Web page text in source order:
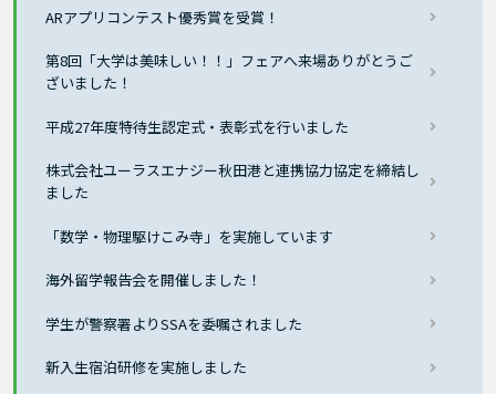
ARアプリコンテスト優秀賞を受賞！
第8回「大学は美味しい！！」フェアへ来場ありがとうご
ざいました！
平成27年度特待生認定式・表彰式を行いました
株式会社ユーラスエナジー秋田港と連携協力協定を締結し
ました
「数学・物理駆けこみ寺」を実施しています
海外留学報告会を開催しました！
学生が警察署よりSSAを委嘱されました
新入生宿泊研修を実施しました